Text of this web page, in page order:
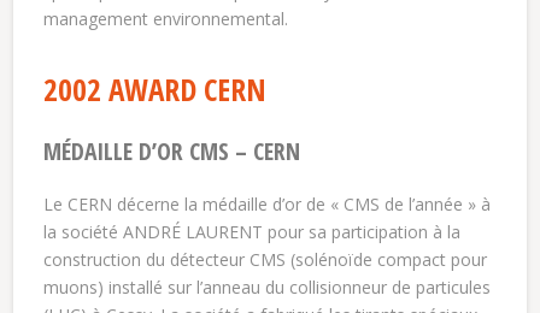
management environnemental.
2002 AWARD CERN
MÉDAILLE D’OR CMS – CERN
Le CERN décerne la médaille d’or de « CMS de l’année » à
la société ANDRÉ LAURENT pour sa participation à la
construction du détecteur CMS (solénoïde compact pour
muons) installé sur l’anneau du collisionneur de particules